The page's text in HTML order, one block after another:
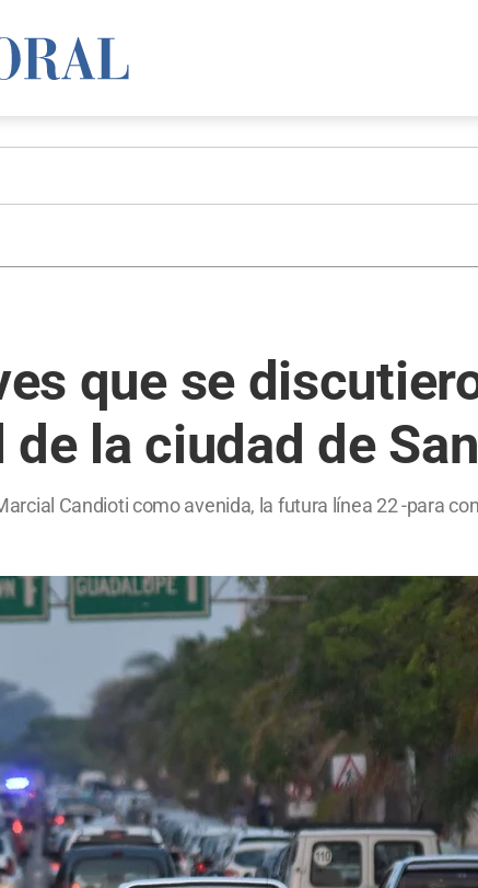
que se
la ciudad de
Candioti como avenida, la futura línea 22 -para